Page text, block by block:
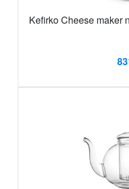
Kefirko Cheese maker